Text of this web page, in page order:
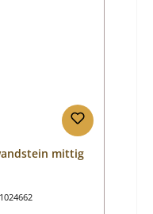
mittig